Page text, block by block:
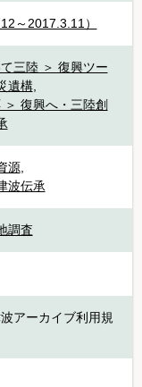
～2017.3.11）
三陸 ＞ 復興ツー
遺構,
復興へ・三陸創
源,
波伝承
調査
アーカイブ利用規